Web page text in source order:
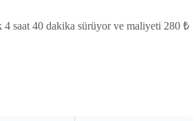
4 saat 40 dakika sürüyor ve maliyeti 280 ₺